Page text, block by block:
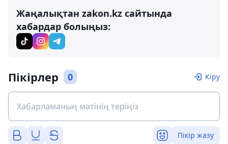
Жаңалықтан zakon.kz сайтында
хабардар болыңыз:
Пікірлер 0 Кіру
Пікір жазу